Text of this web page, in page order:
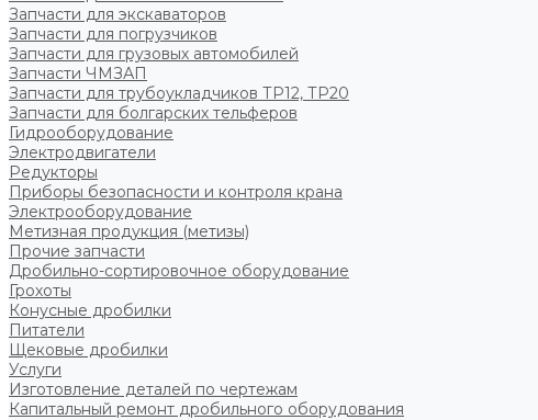
Запчасти для экскаваторов
Запчасти для погрузчиков
Запчасти для грузовых автомобилей
Запчасти ЧМЗАП
Запчасти для трубоукладчиков ТР12, ТР20
Запчасти для болгарских тельферов
Гидрооборудование
Электродвигатели
Редукторы
Приборы безопасности и контроля крана
Электрооборудование
Метизная продукция (метизы)
Прочие запчасти
Дробильно-сортировочное оборудование
Грохоты
Конусные дробилки
Питатели
Щековые дробилки
Услуги
Изготовление деталей по чертежам
Капитальный ремонт дробильного оборудования